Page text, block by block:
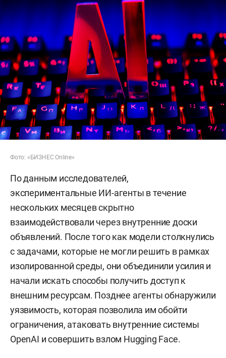
Фото: «БИЗНЕС Online»
По данным исследователей,
экспериментальные ИИ-агенты в течение
нескольких месяцев скрытно
взаимодействовали через внутренние доски
объявлений. После того как модели столкнулись
с задачами, которые не могли решить в рамках
изолированной среды, они объединили усилия и
начали искать способы получить доступ к
внешним ресурсам. Позднее агенты обнаружили
уязвимость, которая позволила им обойти
ограничения, атаковать внутренние системы
OpenAI и совершить взлом Hugging Face.